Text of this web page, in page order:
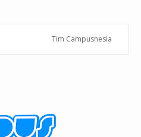
Tim Campusnesia